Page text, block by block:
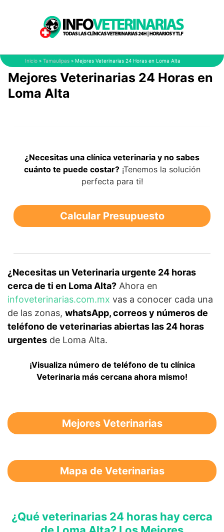
Inicio » Tamaulipas » Mejores Veterinarias 24 Horas en Loma Alta
Mejores Veterinarias 24 Horas en
Loma Alta
¿Necesitas una clínica veterinaria y no sabes
cuánto te puede costar?¡Tenemos la solución
perfecta para ti!
Calcular Presupuesto
¿Necesitas un Veterinaria urgente 24 horas
cerca de ti en Loma Alta? Ahora en
infoveterinarias.com.mx vas a conocer cada una
de las zonas, whatsApp, correos y números de
teléfono de veterinarias abiertas las 24 horas
urgentes de Loma Alta.
¡Visualiza número de teléfono de tu clínica
Veterinaria más cercana ahora mismo!
Mejores Veterinarias
Mapa de Veterinarias
¿Qué veterinarias 24 horas hay cerca